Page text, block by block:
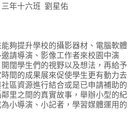
年十六班 劉星佑
夠提升學校的攝影器材、電腦軟體
請導演、影像工作者來校園中演
闊學生們的視野以及想法，再給予
間的成果展來促使學生更有動力去
區資源進行結合或是已申請補助的
里之間的真實故事，舉辦小型的紀
小導演、小記者，學習媒體運用的